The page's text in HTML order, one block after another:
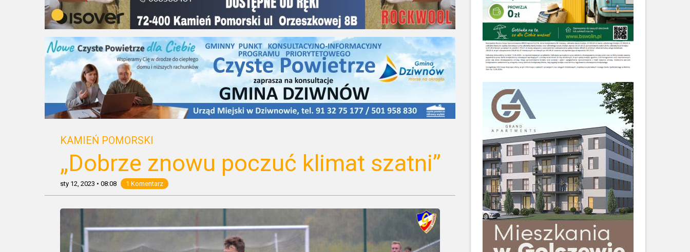
KAMIEŃ POMORSKI
„Dobrze znowu poczuć klimat szatni”
sty 12, 2023 • 08:08 1 Komentarz